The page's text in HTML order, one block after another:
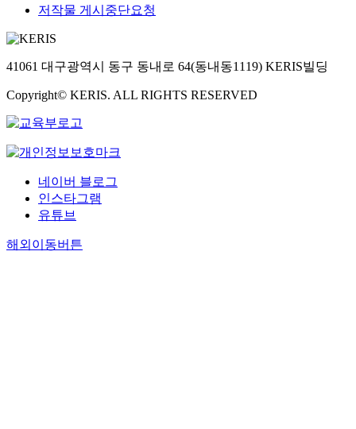
저작물 게시중단요청
41061 대구광역시 동구 동내로 64(동내동1119) KERIS빌딩
Copyright© KERIS. ALL RIGHTS RESERVED
네이버 블로그
인스타그램
유튜브
해외이동버튼